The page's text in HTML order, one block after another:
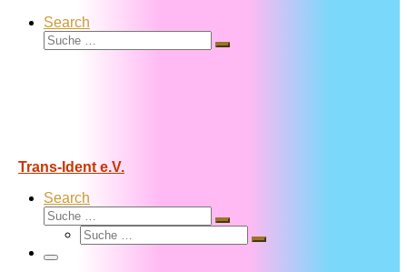
Search
Suche
Suche
Trans-Ident e.V.
Search
Suche
Suche
Suche
Suche
Menü